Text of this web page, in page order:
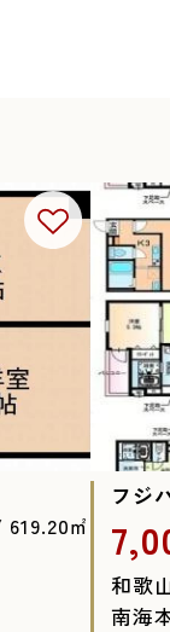
を所有して
産税を納
います。
きたい日影
斜線制
主の自由な
とです
でも日影規
とが前提条
め、日影規
な内容であ
㎡
フジ
和歌
南海